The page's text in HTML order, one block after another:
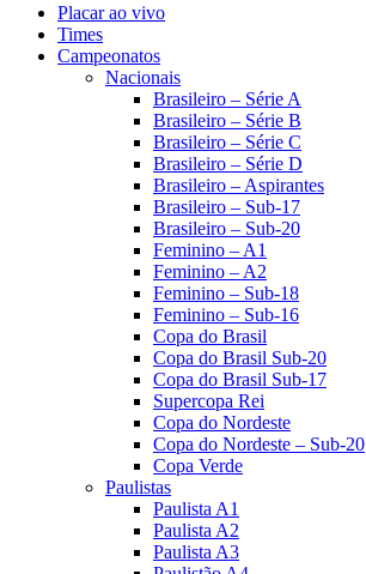
Placar ao vivo
Times
Campeonatos
Nacionais
Brasileiro – Série A
Brasileiro – Série B
Brasileiro – Série C
Brasileiro – Série D
Brasileiro – Aspirantes
Brasileiro – Sub-17
Brasileiro – Sub-20
Feminino – A1
Feminino – A2
Feminino – Sub-18
Feminino – Sub-16
Copa do Brasil
Copa do Brasil Sub-20
Copa do Brasil Sub-17
Supercopa Rei
Copa do Nordeste
Copa do Nordeste – Sub-20
Copa Verde
Paulistas
Paulista A1
Paulista A2
Paulista A3